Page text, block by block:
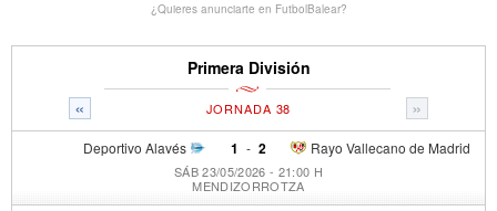
¿Quieres anunciarte en FutbolBalear?
Primera División
« »
JORNADA 38
Deportivo Alavés 1 - Rayo Vallecano de Madrid
2
SÁB 23/05/2026 - 21:00 H
MENDIZORROTZA